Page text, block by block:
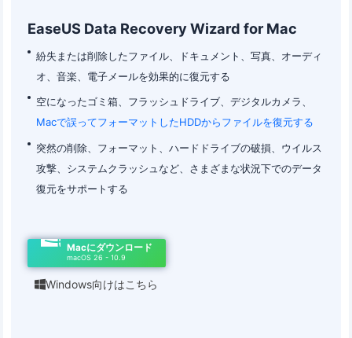
EaseUS Data Recovery Wizard for Mac
紛失または削除したファイル、ドキュメント、写真、オーディ
オ、音楽、電子メールを効果的に復元する
空になったゴミ箱、フラッシュドライブ、デジタルカメラ、
Macで誤ってフォーマットしたHDDからファイルを復元する
突然の削除、フォーマット、ハードドライブの破損、ウイルス
攻撃、システムクラッシュなど、さまざまな状況下でのデータ
復元をサポートする
Macにダウンロード
macOS 26 - 10.9
Windows向けはこちら